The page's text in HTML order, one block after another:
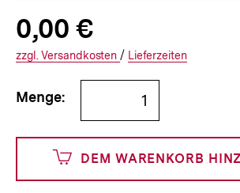
Allgemeine
Informationen
Produktpreis:
0,00 €0
€
und
0
Cents
zuzüglich
Interner
Informationen
den
zzgl. zuzüglichen
Versandkosten/ Interner
Informationen
Lieferzeiten
Bestellmenge
angeben
Menge:
DEM WARENKORB